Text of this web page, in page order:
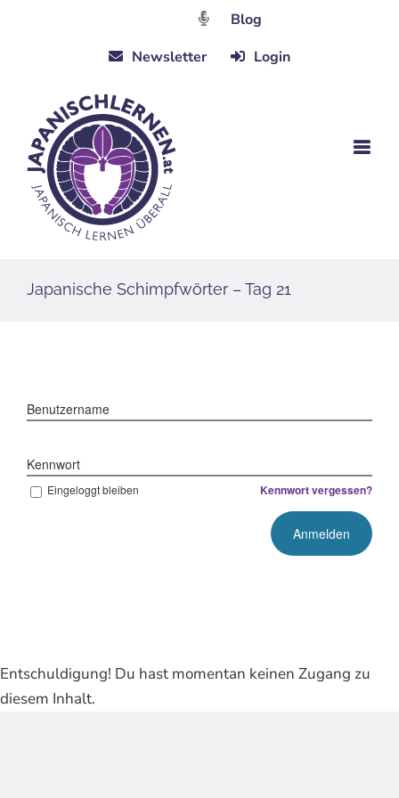
Blog
Newsletter
Login
Japanische Schimpfwörter – Tag 21
Benutzername
Kennwort
Eingeloggt bleiben Kennwort vergessen?
Entschuldigung! Du hast momentan keinen Zugang zu
diesem Inhalt.